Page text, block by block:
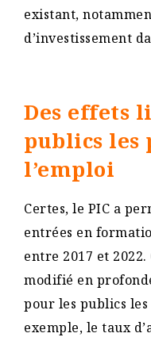
existant,
d’investissement
Des effets
publics les
l’emploi
Certes, le PIC a
entrées en
entre 2017 et
modifié en
pour les publics
exemple, le taux